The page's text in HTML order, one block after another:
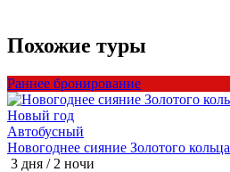
Похожие туры
Раннее бронирование
Новый год
Автобусный
Новогоднее сияние Золотого кольца
3 дня / 2 ночи